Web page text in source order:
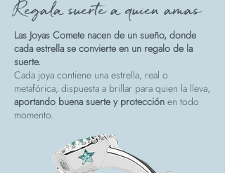
Regala suerte a quien amas
Las Joyas Comete nacen de un sueño, donde
cada estrella se convierte en un regalo de la
suerte.
Cada joya contiene una estrella, real o
metafórica, dispuesta a brillar para quien la lleva,
aportando buena suerte y protección en todo
momento.